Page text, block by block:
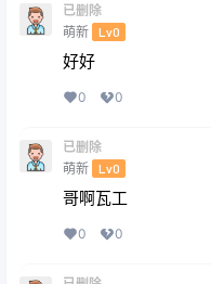
已删除
萌新 Lv0
好好
0 0
已删除
萌新 Lv0
哥啊瓦工
0 0